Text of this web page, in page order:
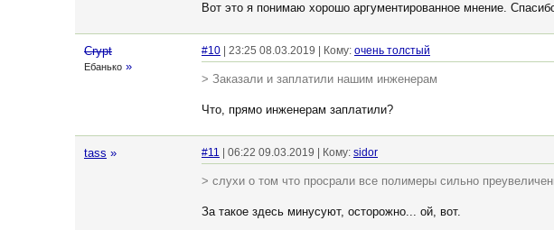
Вот это я понимаю хорошо аргументированное мнение.
Crypt
Ебанько »
#10 | 23:25 08.03.2019 | Кому: очень толстый
> Заказали и заплатили нашим инженерам
Что, прямо инженерам заплатили?
tass » #11 | 06:22 09.03.2019 | Кому: sidor
> слухи о том что просрали все полимеры сильно
За такое здесь минусуют, осторожно... ой, вот.